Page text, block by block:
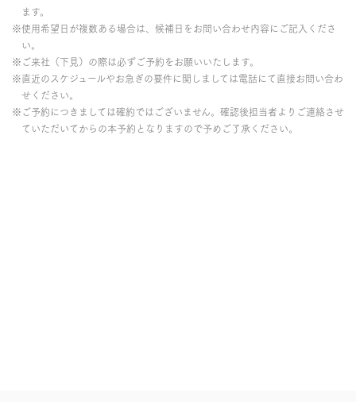
ます。
※使用希望日が複数ある場合は、候補日をお問い合わせ内容にご記入くださ
い。
※ご来社（下見）の際は必ずご予約をお願いいたします。
※直近のスケジュールやお急ぎの要件に関しましては電話にて直接お問い合わ
せください。
※ご予約につきましては確約ではございません。確認後担当者よりご連絡させ
ていただいてからの本予約となりますので予めご了承ください。